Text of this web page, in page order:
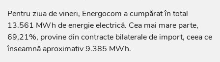
Pentru ziua de vineri, Energocom a cumpărat în total
13.561 MWh de energie electrică. Cea mai mare parte,
69,21%, provine din contracte bilaterale de import, ceea ce
înseamnă aproximativ 9.385 MWh.